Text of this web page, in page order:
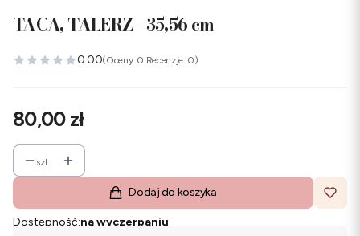
TACA, TALERZ - 35,56 cm
0.00(Oceny: 0 Recenzje: 0)
Cena
80,00 zł
szt.
Dodaj do koszyka
Dostępność:na wyczerpaniu